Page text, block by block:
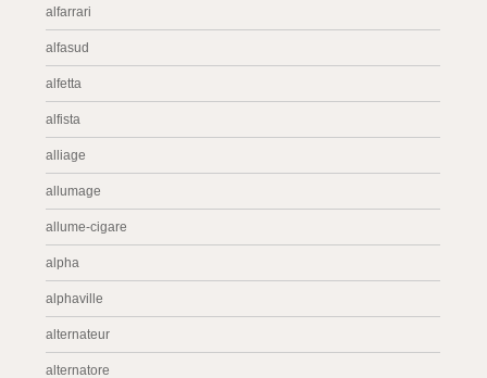
alfarrari
alfasud
alfetta
alfista
alliage
allumage
allume-cigare
alpha
alphaville
alternateur
alternatore